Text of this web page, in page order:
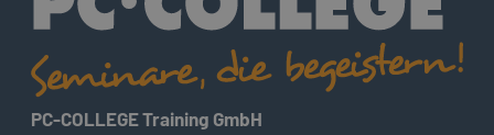
PC-COLLEGE Training GmbH